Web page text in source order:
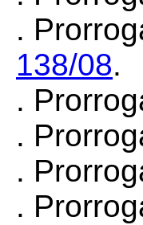
.
138/08.
.
.
.
.